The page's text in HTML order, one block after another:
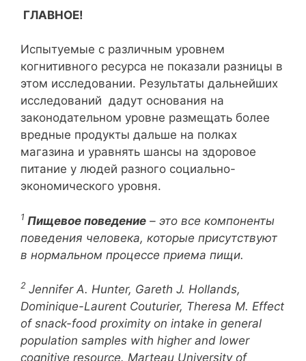
ГЛАВНОЕ!
Испытуемые с различным уровнем
когнитивного ресурса не показали разницы в
этом исследовании. Результаты дальнейших
исследований дадут основания на
законодательном уровне размещать более
вредные продукты дальше на полках
магазина и уравнять шансы на здоровое
питание у людей разного социально-
экономического уровня.
1 Пищевое поведение – это все компоненты
поведения человека, которые присутствуют
в нормальном процессе приема пищи.
2 Jennifer A. Hunter, Gareth J. Hollands,
Dominique-Laurent Couturier, Theresa M. Effect
of snack-food proximity on intake in general
population samples with higher and lower
cognitive resource. Marteau University of